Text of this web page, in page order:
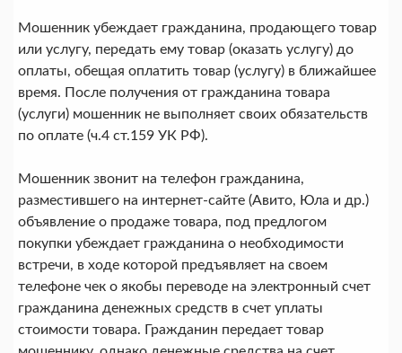
Мошенник убеждает гражданина, продающего товар
или услугу, передать ему товар (оказать услугу) до
оплаты, обещая оплатить товар (услугу) в ближайшее
время. После получения от гражданина товара
(услуги) мошенник не выполняет своих обязательств
по оплате (ч.4 ст.159 УК РФ).
Мошенник звонит на телефон гражданина,
разместившего на интернет-сайте (Авито, Юла и др.)
объявление о продаже товара, под предлогом
покупки убеждает гражданина о необходимости
встречи, в ходе которой предъявляет на своем
телефоне чек о якобы переводе на электронный счет
гражданина денежных средств в счет уплаты
стоимости товара. Гражданин передает товар